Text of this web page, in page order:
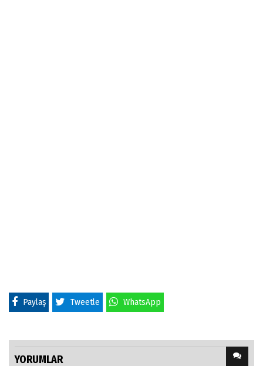
Paylaş Tweetle WhatsApp
YORUMLAR